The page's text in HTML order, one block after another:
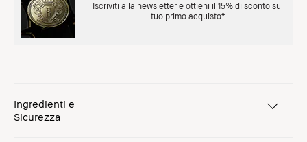
Iscriviti alla newsletter e ottieni il 15% di sconto sul
tuo primo acquisto*
Ingredienti e
Sicurezza